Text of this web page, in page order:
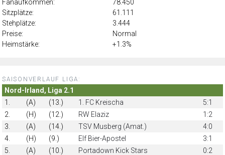
Fanaufkommen:
78.450
Sitzplätze:
61.111
Stehplätze:
3.444
Preise:
Normal
Heimstärke:
+1.3%
SAISONVERLAUF LIGA:
Nord-Irland, Liga 2.1
1.
(A) (13.) 1. FC Kreischa
5:1
2.
(H) (12.) RW Elaziz
1:2
3.
(A) (14.) TSV Musberg (Amat.)
4:0
4.
(H) (9.) Elf Bier-Apostel
3:1
5.
(A) (10.) Portadown Kick Stars
0:2